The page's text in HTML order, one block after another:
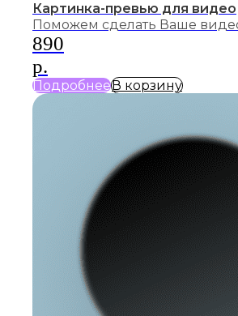
Картинка-превью для видео
Поможем сделать Ваше
и разработаем для него
превью
890
р.
ПодробнееВ корзину